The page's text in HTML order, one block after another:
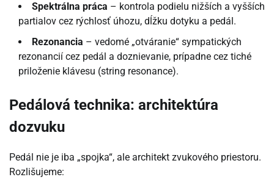
Spektrálna práca – kontrola podielu nižších a vyšších
partialov cez rýchlosť úhozu, dĺžku dotyku a pedál.
Rezonancia – vedomé „otváranie“ sympatických
rezonancií cez pedál a doznievanie, prípadne cez tiché
priloženie klávesu (string resonance).
Pedálová technika: architektúra
dozvuku
Pedál nie je iba „spojka“, ale architekt zvukového priestoru.
Rozlišujeme: